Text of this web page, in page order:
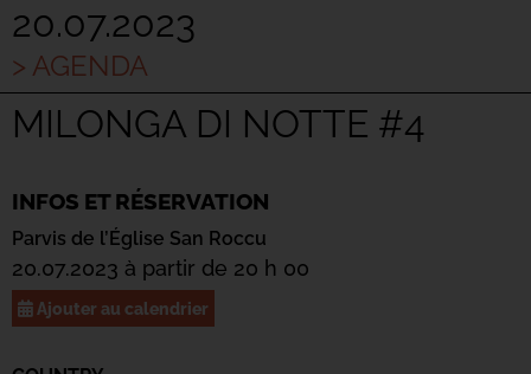
20.07.2023
> AGENDA
MILONGA DI NOTTE #4
INFOS ET RÉSERVATION
Parvis de l’Église San Roccu
20.07.2023 à partir de 20 h 00
Ajouter au calendrier